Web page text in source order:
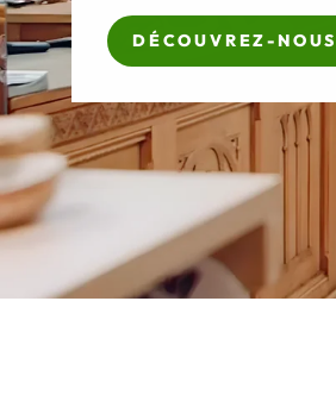
DÉCOUVREZ-NOUS